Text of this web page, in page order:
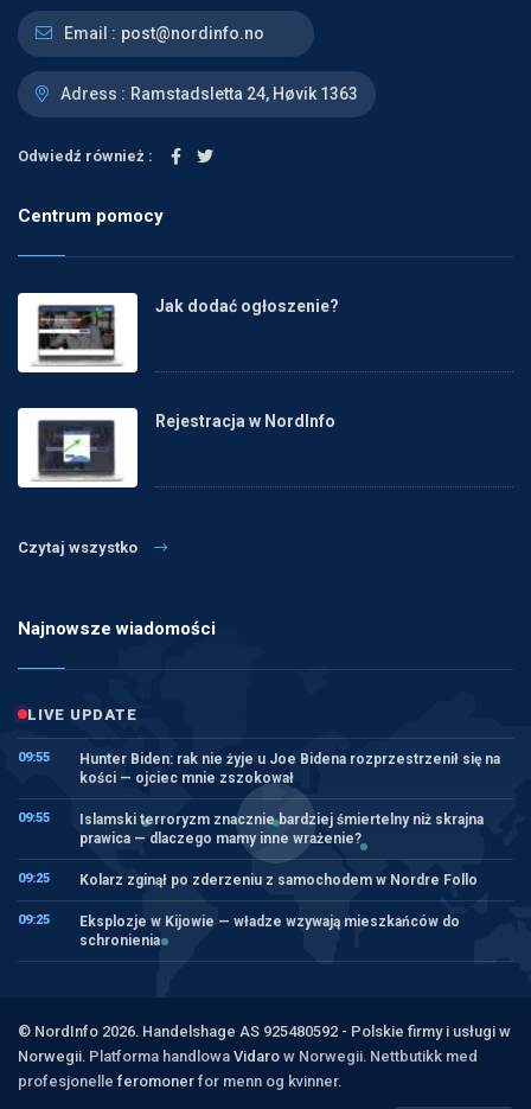
Email : post@nordinfo.no
Adress : Ramstadsletta 24, Høvik 1363
Odwiedź również :
Centrum pomocy
Jak dodać ogłoszenie?
Rejestracja w NordInfo
Czytaj wszystko
Najnowsze wiadomości
LIVE UPDATE
09:55
Hunter Biden: rak nie żyje u Joe Bidena rozprzestrzenił się na
kości — ojciec mnie zszokował
09:55
Islamski terroryzm znacznie bardziej śmiertelny niż skrajna
prawica — dlaczego mamy inne wrażenie?
09:25 Kolarz zginął po zderzeniu z samochodem w Nordre Follo
09:25
Eksplozje w Kijowie — władze wzywają mieszkańców do
schronienia
© NordInfo 2026. Handelshage AS 925480592 - Polskie firmy i usługi w
Norwegii. Platforma handlowa Vidaro w Norwegii. Nettbutikk med
profesjonelle feromoner for menn og kvinner.